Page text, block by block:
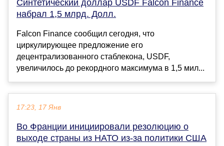
Синтетический доллар USDF Falcon Finance
набрал 1,5 млрд. Долл.
Falcon Finance сообщил сегодня, что
циркулирующее предложение его
децентрализованного стаблекона, USDF,
увеличилось до рекордного максимума в 1,5 мил...
17:23, 17 Янв
Во Франции инициировали резолюцию о
выходе страны из НАТО из-за политики США